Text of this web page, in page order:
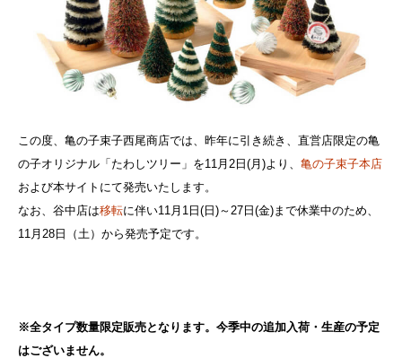
この度、亀の子束子西尾商店では、昨年に引き続き、直営店限定の亀
の子オリジナル「たわしツリー」を11月2日(月)より、 亀の子束子本店
および本サイトにて発売いたします。
なお、谷中店は移転に伴い11月1日(日)～27日(金)まで休業中のため、
11月28日（土）から発売予定です。
※全タイプ数量限定販売となります。今季中の追加入荷・生産の予定
はございません。